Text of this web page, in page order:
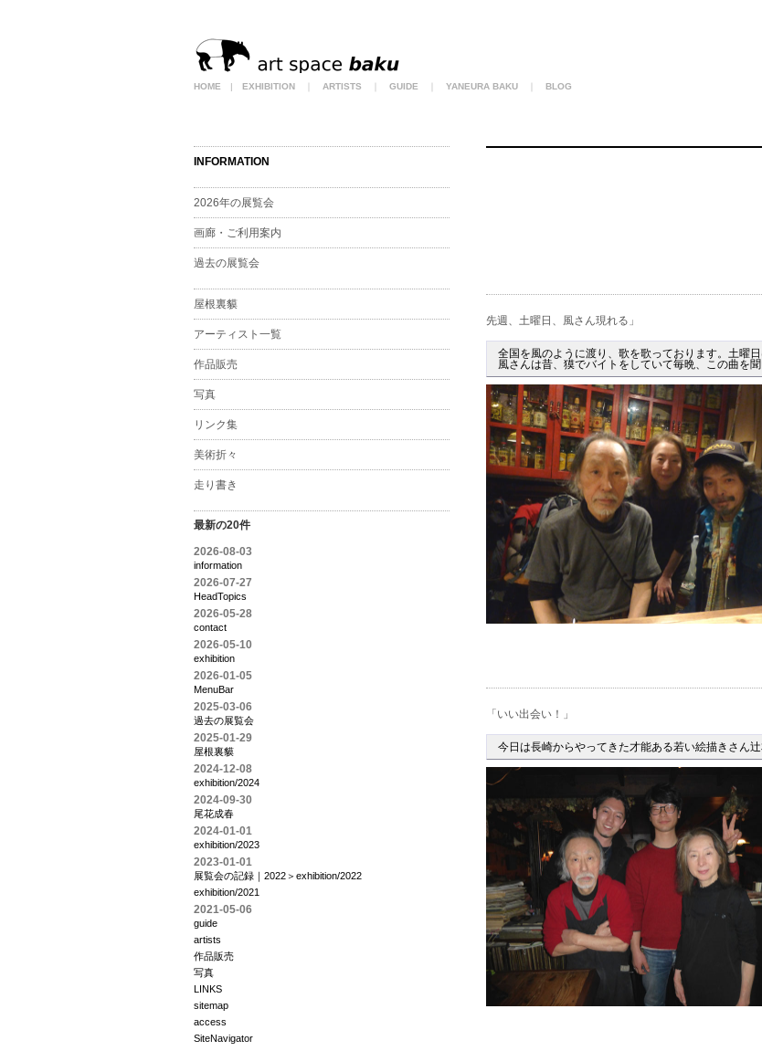
INFORMATION
2026年の展覧会
画廊・ご利用案内
過去の展覧会
屋根裏貘
アーティスト一覧
作品販売
写真
リンク集
美術折々
走り書き
最新の20件
2026-08-03
information
2026-07-27
HeadTopics
2026-05-28
contact
2026-05-10
exhibition
2026-01-05
MenuBar
2025-03-06
過去の展覧会
2025-01-29
屋根裏貘
2024-12-08
exhibition/2024
2024-09-30
尾花成春
2024-01-01
exhibition/2023
2023-01-01
展覧会の記録｜2022＞exhibition/2022
exhibition/2021
2021-05-06
guide
artists
作品販売
写真
LINKS
sitemap
access
SiteNavigator
先週、土曜日、風さん現れる」
全国を風のように渡り、歌を歌っております。土曜
風さんは昔、獏でバイトをしていて毎晩、この曲を
「いい出会い！」
今日は長崎からやってきた才能ある若い絵描きさん
HOME | EXHIBITION ARTISTS GUIDE YANEURA BAKU BLOG